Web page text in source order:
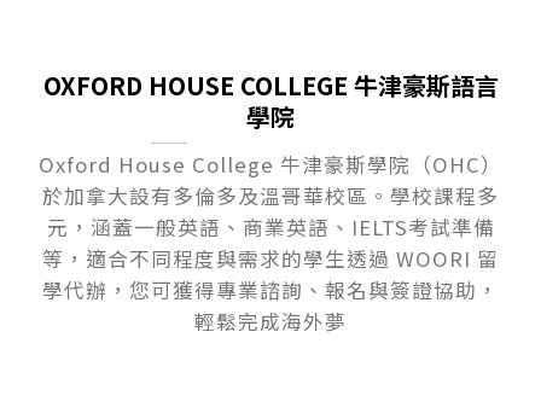
OXFORD HOUSE COLLEGE 牛津豪斯語言
學院
Oxford House College 牛津豪斯學院（OHC）
於加拿大設有多倫多及溫哥華校區。學校課程多
元，涵蓋一般英語、商業英語、IELTS考試準備
等，適合不同程度與需求的學生透過 WOORI 留
學代辦，您可獲得專業諮詢、報名與簽證協助，
輕鬆完成海外夢